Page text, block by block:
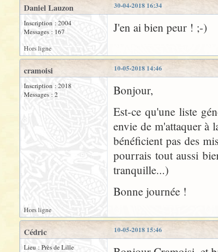
30-04-2018 16:34
Daniel Lauzon
Inscription : 2004
Messages : 167
J'en ai bien peur ! ;-)
Hors ligne
10-05-2018 14:46
cramoisi
Inscription : 2018
Messages : 2
Bonjour,
Est-ce qu'une liste
envie de m'attaquer à
bénéficient pas des
pourrais tout aussi
tranquille...)
Bonne journée !
Hors ligne
10-05-2018 15:46
Cédric
Lieu : Près de Lille